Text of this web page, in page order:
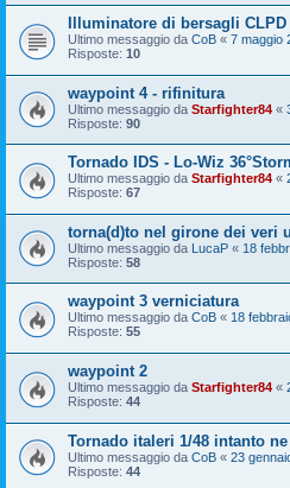
Illuminatore di bersagli
Ultimo messaggio da CoB « 7 maggio
Risposte: 10
waypoint 4 - rifinitura
Ultimo messaggio da Starfighter84 «
Risposte: 90
Tornado IDS - Lo-Wiz
Ultimo messaggio da Starfighter84 «
Risposte: 67
torna(d)to nel girone dei veri
Ultimo messaggio da LucaP « 18
Risposte: 58
waypoint 3 verniciatura
Ultimo messaggio da CoB « 18
Risposte: 55
waypoint 2
Ultimo messaggio da Starfighter84 «
Risposte: 44
Tornado italeri 1/48 intanto
Ultimo messaggio da CoB « 23
Risposte: 44